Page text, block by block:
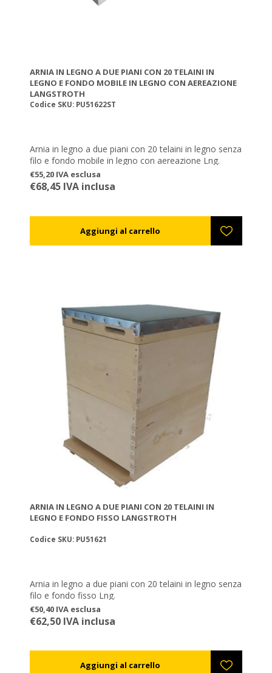
ARNIA IN LEGNO A DUE PIANI CON 20 TELAINI IN
LEGNO E FONDO MOBILE IN LEGNO CON AEREAZIONE
LANGSTROTH
Codice SKU: PU51622ST
Arnia in legno a due piani con 20 telaini in legno senza
filo e fondo mobile in legno con aereazione Lng.
€55,20 IVA esclusa
€68,45 IVA inclusa
ARNIA IN LEGNO A DUE PIANI CON 20 TELAINI IN
LEGNO E FONDO FISSO LANGSTROTH
Codice SKU: PU51621
Arnia in legno a due piani con 20 telaini in legno senza
filo e fondo fisso Lng.
€50,40 IVA esclusa
€62,50 IVA inclusa